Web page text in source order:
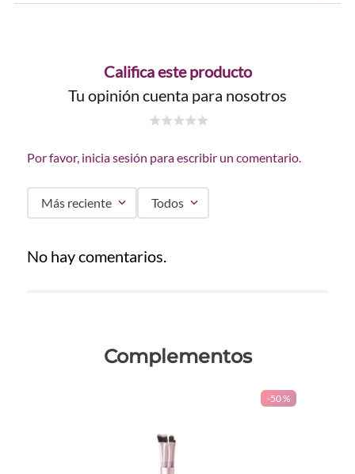
Califica este producto
Tu opinión cuenta para nosotros
Por favor, inicia sesión para escribir un comentario.
Más reciente Todos
No hay comentarios.
Complementos
-50 %